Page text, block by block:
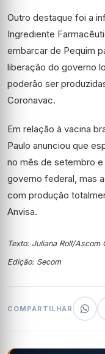
Outro destaque foi a
Ingrediente
embarcar de Pequim
liberação do governo
poderão ser
Coronavac.
Em relação à vacina
Paulo anunciou que
no mês de setembro
governo federal, mas
com produção
Anvisa.
Texto: Juliana Roll/Ascom
Edição: Secom
COMPARTILHAR